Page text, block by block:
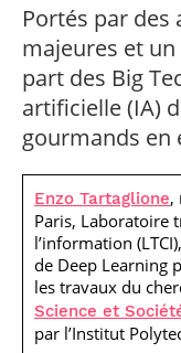
S’engager à
Paris
Numérique
responsable :
élèves
Parcours
Responsable
Enquête 1er
Artificielle en
alternance
(admissions
Expert
cybersécurité
réseaux et
systèmes
Intelligence
Artificielle –
Data & MLops
Intelligence
Artificielle
multimodale
autonome
• Journaliste
• Diplômé
• Créateur
Portés par des
majeures et
part des Big
artificielle (IA)
gourmands en
Enzo Tartaglione,
Paris, Laboratoire
l’information
de Deep Learning
les travaux du
Science et
par l’Institut